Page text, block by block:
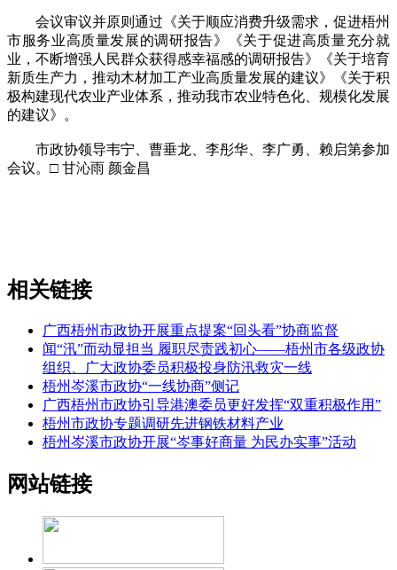
会议审议并原则通过《关于顺应消费升级需求，促进梧州
市服务业高质量发展的调研报告》《关于促进高质量充分就
业，不断增强人民群众获得感幸福感的调研报告》《关于培育
新质生产力，推动木材加工产业高质量发展的建议》《关于积
极构建现代农业产业体系，推动我市农业特色化、规模化发展
的建议》。
市政协领导韦宁、曹垂龙、李彤华、李广勇、赖启第参加
会议。□ 甘沁雨 颜金昌
相关链接
广西梧州市政协开展重点提案“回头看”协商监督
闻“汛”而动显担当 履职尽责践初心——梧州市各级政协
组织、广大政协委员积极投身防汛救灾一线
梧州岑溪市政协“一线协商”侧记
广西梧州市政协引导港澳委员更好发挥“双重积极作用”
梧州市政协专题调研先进钢铁材料产业
梧州岑溪市政协开展“岑事好商量 为民办实事”活动
网站链接